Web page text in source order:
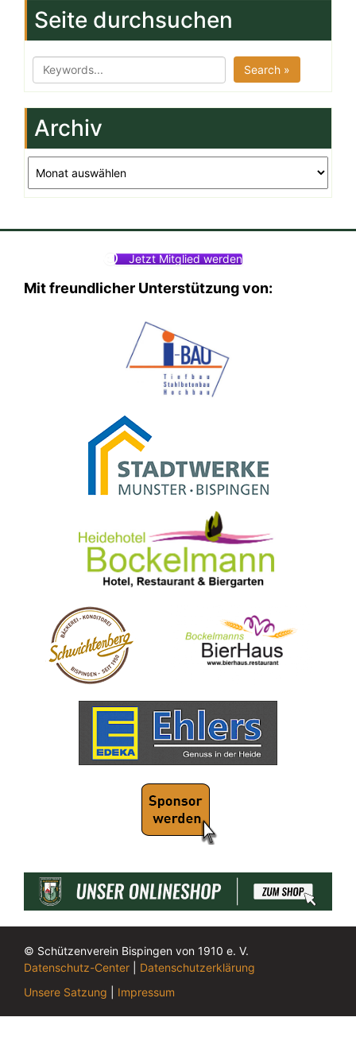
Seite durchsuchen
Search »
Archiv
Jetzt Mitglied werden
Mit freundlicher Unterstützung von:
© Schützenverein Bispingen von 1910 e. V.
Datenschutz-Center
Datenschutzerklärung
Unsere Satzung
Impressum